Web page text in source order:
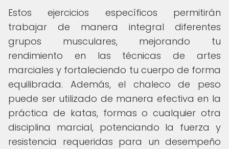
Estos ejercicios específicos permitirán
trabajar de manera integral diferentes
grupos musculares, mejorando tu
rendimiento en las técnicas de artes
marciales y fortaleciendo tu cuerpo de forma
equilibrada. Además, el chaleco de peso
puede ser utilizado de manera efectiva en la
práctica de katas, formas o cualquier otra
disciplina marcial, potenciando la fuerza y
resistencia requeridas para un desempeño